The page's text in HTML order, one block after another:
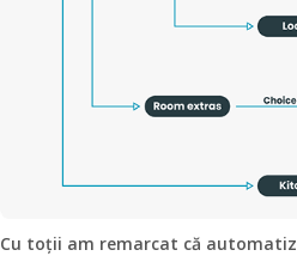
Cu toții am remarcat că